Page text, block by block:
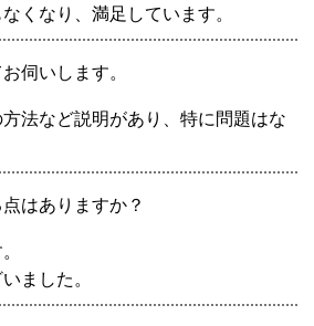
くなり、満足しています。
伺いします。
法など説明があり、特に問題はな
はありますか？
ました。